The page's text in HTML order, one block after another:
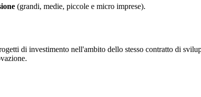
(grandi, medie, piccole e micro imprese).
di investimento nell'ambito dello stesso contratto di